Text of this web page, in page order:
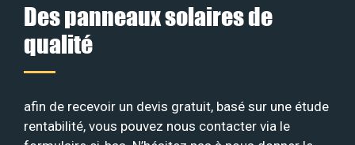
Des panneaux solaires de
qualité
afin de recevoir un devis gratuit, basé sur une étude
rentabilité, vous pouvez nous contacter via le